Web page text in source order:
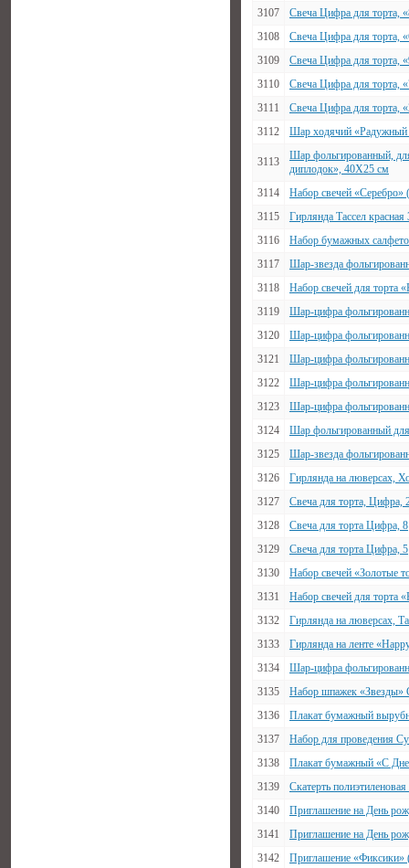
3107
Свеча Цифра для торта,
3108
Свеча Цифра для торта,
3109
Свеча Цифра для торта,
3110
Свеча Цифра для торта,
3111
Свеча Цифра для торта,
3112
Шар ходячий «Радужный
3113
Шар фольгированный,
диплодок», 40Х25 см
3114
Набор свечей «Серебро»
3115
Гирлянда Тассел
3116
Набор бумажных
3117
Шар-звезда
3118
Набор свечей для торта
3119
Шар-цифра
3120
Шар-цифра
3121
Шар-цифра
3122
Шар-цифра
3123
Шар-цифра
3124
Шар фольгированный
3125
Шар-звезда
3126
Гирлянда на люверсах,
3127
Свеча для торта, Цифра,
3128
Свеча для торта Цифра, 8
3129
Свеча для торта Цифра, 5
3130
Набор свечей «Золотые
3131
Набор свечей для торта
3132
Гирлянда на люверсах,
3133
Гирлянда на ленте
3134
Шар-цифра
3135
Набор шпажек «Звезды»
3136
Плакат бумажный
3137
Набор для проведения
3138
Плакат бумажный «С
3139
Скатерть
3140
Приглашение на День
3141
Приглашение на День
3142
Приглашение «Фиксики»